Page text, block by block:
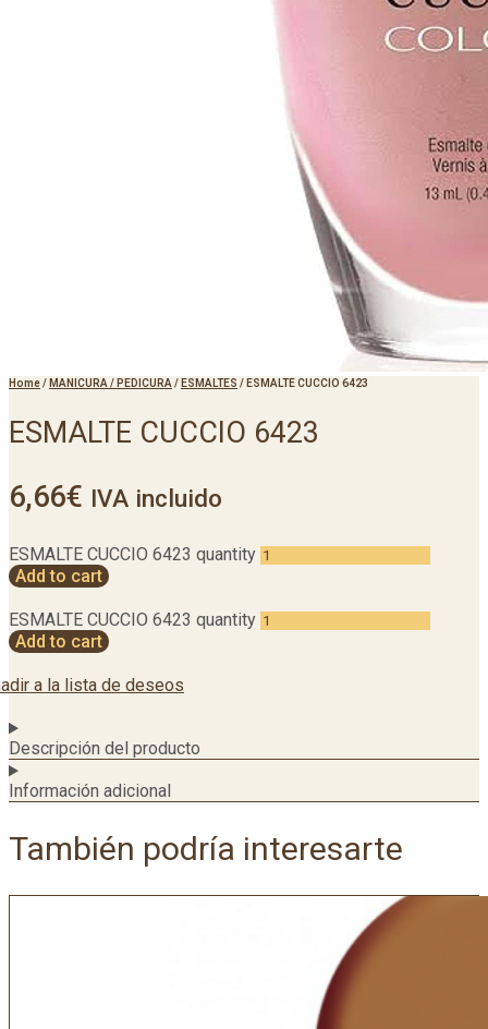
Home/ MANICURA / PEDICURA / ESMALTES / ESMALTE CUCCIO 6423
ESMALTE CUCCIO 6423
6,66€ IVA incluido
ESMALTE CUCCIO 6423 quantity
Add to cart
ESMALTE CUCCIO 6423 quantity
Add to cart
a la lista de deseos
Descripción del producto
Información adicional
También podría interesarte